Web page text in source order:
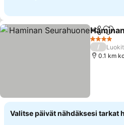
Jaa
4
/
0.1 km
Valitse päivät nähdäksesi tarkat